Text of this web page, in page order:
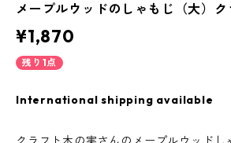
メープルウッドのしゃもじ（大）
¥1,870
残り1点
International shipping available